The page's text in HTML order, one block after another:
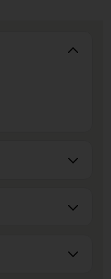
laat het trekken
voor een uniek